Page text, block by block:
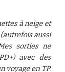
à neige et
aussi
sorties ne
avec des
voyage en TP.